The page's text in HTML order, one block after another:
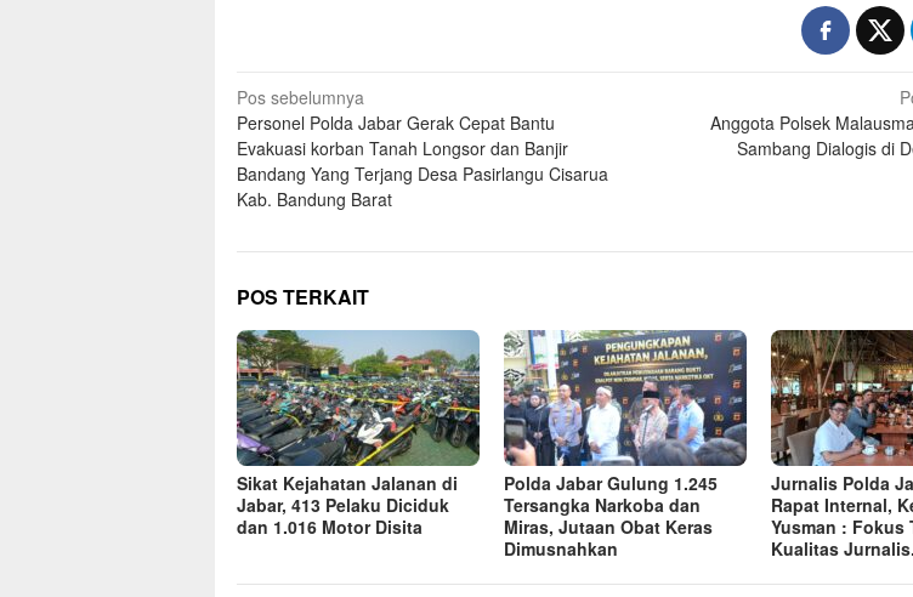
Navigasi
pos
Pos sebelumnya
Personel Polda Jabar Gerak Cepat Bantu
Evakuasi korban Tanah Longsor dan Banjir
Bandang Yang Terjang Desa Pasirlangu Cisarua
Kab. Bandung Barat
Anggota Polsek
Sambang Dialogis di
POS TERKAIT
Sikat Kejahatan Jalanan di
Jabar, 413 Pelaku Diciduk
dan 1.016 Motor Disita
Polda Jabar Gulung 1.245
Tersangka Narkoba dan
Miras, Jutaan Obat Keras
Dimusnahkan
Jurnalis Polda
Rapat Internal,
Yusman : Fokus
Kualitas Jurnalis.